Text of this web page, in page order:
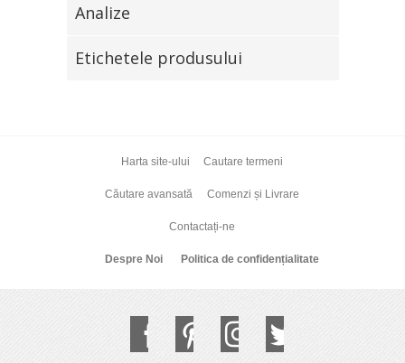
Analize
Etichetele produsului
Harta site-ului Cautare termeni
Căutare avansată Comenzi și Livrare
Contactați-ne
Despre Noi Politica de confidențialitate